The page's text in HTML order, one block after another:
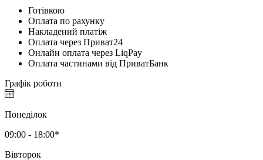
Готівкою
Оплата по рахунку
Накладений платіж
Оплата через Приват24
Онлайн оплата через LiqPay
Оплата частинами від ПриватБанк
Графік роботи
Понеділок
09:00 - 18:00*
Вівторок